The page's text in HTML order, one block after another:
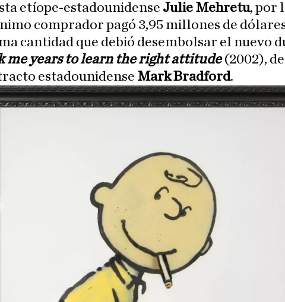
etíope-estadounidense Julie Mehretu, por
comprador pagó 3,95 millones de
cantidad que debió desembolsar el nuevo
me years to learn the right attitude(2002),
estadounidense Mark Bradford.